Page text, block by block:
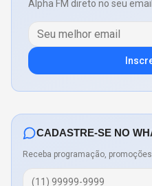
Alpha FM direto no seu email.
CADASTRE-SE NO
Receba programação,